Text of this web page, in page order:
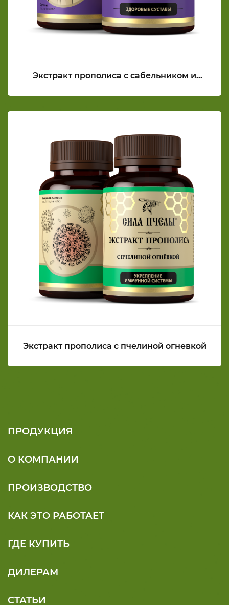
Экстракт прополиса с сабельником и
Экстракт прополиса с пчелиной огневкой
ПРОДУКЦИЯ
О КОМПАНИИ
ПРОИЗВОДСТВО
КАК ЭТО РАБОТАЕТ
ГДЕ КУПИТЬ
ДИЛЕРАМ
СТАТЬИ